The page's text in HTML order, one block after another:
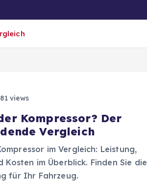
views
Kompressor? Der
Vergleich
im Vergleich: Leistung,
Kosten im Überblick. Finden Sie die
für Ihr Fahrzeug.